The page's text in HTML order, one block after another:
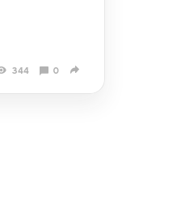
344 0